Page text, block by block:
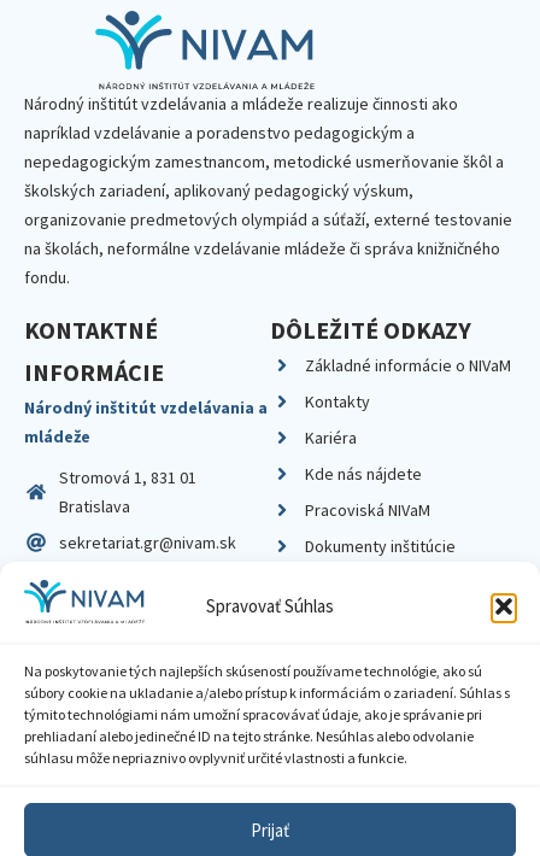
Spravovať Súhlas
Na poskytovanie tých najlepších skúseností používame technológie, ako sú
súbory cookie na ukladanie a/alebo prístup k informáciám o zariadení. Súhlas s
týmito technológiami nám umožní spracovávať údaje, ako je správanie pri
prehliadaní alebo jedinečné ID na tejto stránke. Nesúhlas alebo odvolanie
súhlasu môže nepriaznivo ovplyvniť určité vlastnosti a funkcie.
Prijať
Národný inštitút vzdelávania a mládeže realizuje činnosti ako
napríklad vzdelávanie a poradenstvo pedagogickým a
nepedagogickým zamestnancom, metodické usmerňovanie škôl a
školských zariadení, aplikovaný pedagogický výskum,
organizovanie predmetových olympiád a súťaží, externé testovanie
na školách, neformálne vzdelávanie mládeže či správa knižničného
fondu.
KONTAKTNÉ
INFORMÁCIE
Národný inštitút vzdelávania a
mládeže
Stromová 1, 831 01
Bratislava
sekretariat.gr@nivam.sk
IČO: 00164348
DIČ: 2020798714
DÔLEŽITÉ ODKAZY
Základné informácie o NIVaM
Kontakty
Kariéra
Kde nás nájdete
Pracoviská NIVaM
Dokumenty inštitúcie
Zásady ochrany súkromia
Sprístupnenie informácií